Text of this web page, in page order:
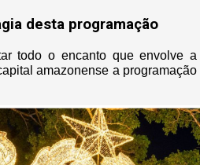
desta programação
todo o encanto que envolve
amazonense a